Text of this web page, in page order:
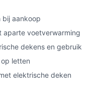
gebruik is dit model
timer en
uitschakeling
controleer dan die
bij aankoop
aparte voetverwarming
dekens en gebruik
letten
elektrische deken